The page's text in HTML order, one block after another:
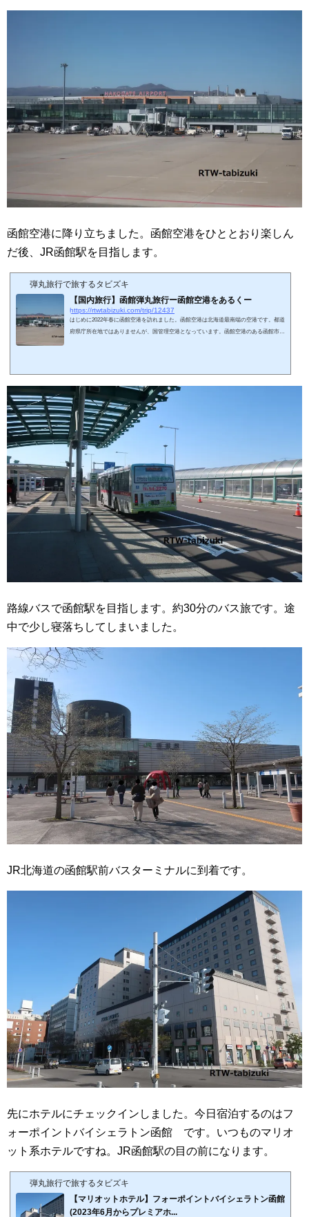
函館空港に降り立ちました。函館空港をひととおり楽しん
だ後、JR函館駅を目指します。
弾丸旅行で旅するタビズキ
【国内旅行】函館弾丸旅行ー函館空港をあるくー
https://rtwtabizuki.com/trip/12437
はじめに2022年春に函館空港を訪れました。函館空港は北海道最南端の空港です。都道
府県庁所在地ではありませんが、国管理空港となっています。函館空港のある函館市は
歳（ANA）、丘珠（JAL）、中部（AD...
路線バスで函館駅を目指します。約30分のバス旅です。途
中で少し寝落ちしてしまいました。
JR北海道の函館駅前バスターミナルに到着です。
先にホテルにチェックインしました。今日宿泊するのはフ
ォーポイントバイシェラトン函館 です。いつものマリオ
ット系ホテルですね。JR函館駅の目の前になります。
弾丸旅行で旅するタビズキ
【マリオットホテル】フォーポイントバイシェラトン函館
(2023年6月からプレミアホ...